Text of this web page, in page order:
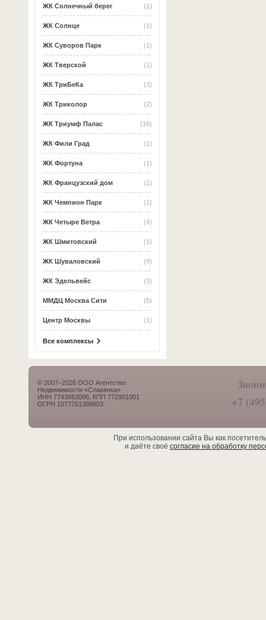
(1)
ЖК Солнечный берег
(1)
ЖК Солнце
(1)
ЖК Суворов Парк
(1)
ЖК Тверской
(3)
ЖК ТриБеКа
(2)
ЖК Триколор
(16)
ЖК Триумф Палас
(1)
ЖК Фили Град
(1)
ЖК Фортуна
(1)
ЖК Французский дом
(1)
ЖК Чемпион Парк
(4)
ЖК Четыре Ветра
(1)
ЖК Шмитовский
(9)
ЖК Шуваловский
(3)
ЖК Эдельвейс
(5)
ММДЦ Москва Сити
(1)
Центр Москвы
Все комплексы
© 2007–2026 ООО Агентство
Недвижимости «Славянка»
ИНН 7743663096, КПП 772901001
ОГРН 1077761389903
+7
При использовании сайта Вы как
и даёте своё согласие на обработку